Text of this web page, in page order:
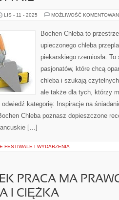
LIS - 11 - 2025 MOŻLIWOŚĆ
Bochen Chleba to
upieczonego chleba
piekarskiego rzemiosła.
pasjonatów, które chcą
chleba i szukają
ale także dla tych, którzy
kategorię: Inspiracje na
Chleba poznasz dopieszczone
[…]
FESTIWALE I WYDARZENIA
PRACA MA
I CIĘŻKA